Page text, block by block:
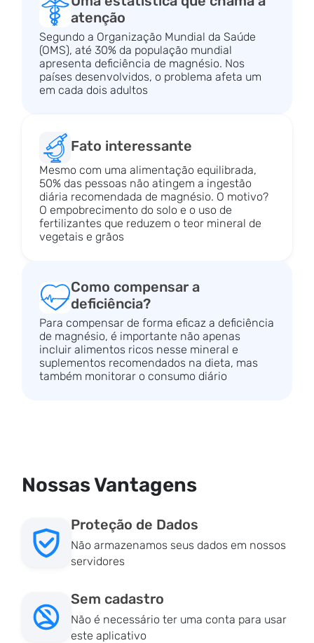
atenção
Segundo a Organização Mundial da Saúde
(OMS), até 30% da população mundial
apresenta deficiência de magnésio. Nos
países desenvolvidos, o problema afeta um
em cada dois adultos
Fato interessante
Mesmo com uma alimentação equilibrada,
50% das pessoas não atingem a ingestão
diária recomendada de magnésio. O motivo?
O empobrecimento do solo e o uso de
fertilizantes que reduzem o teor mineral de
vegetais e grãos
Como compensar a
deficiência?
Para compensar de forma eficaz a deficiência
de magnésio, é importante não apenas
incluir alimentos ricos nesse mineral e
suplementos recomendados na dieta, mas
também monitorar o consumo diário
Nossas Vantagens
Proteção de Dados
Não armazenamos seus dados em nossos
servidores
Sem cadastro
Não é necessário ter uma conta para usar
este aplicativo